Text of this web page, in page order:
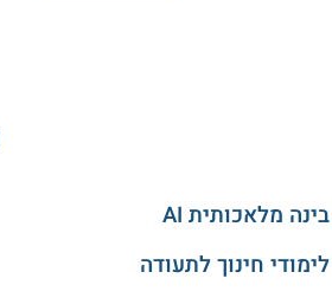
בינה מלאכותית AI
לימודי חינוך לתעודה